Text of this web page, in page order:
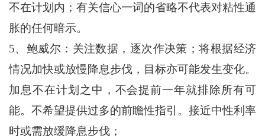
不在计划内；有关信心一词的省略不代表对粘性通
胀的任何暗示。
5、鲍威尔：关注数据，逐次作决策；将根据经济
情况加快或放慢降息步伐，目标亦可能发生变化。
加息不在计划之中，不会提前一年就排除所有可
能。不希望提供过多的前瞻性指引。接近中性利率
时或需放缓降息步伐；